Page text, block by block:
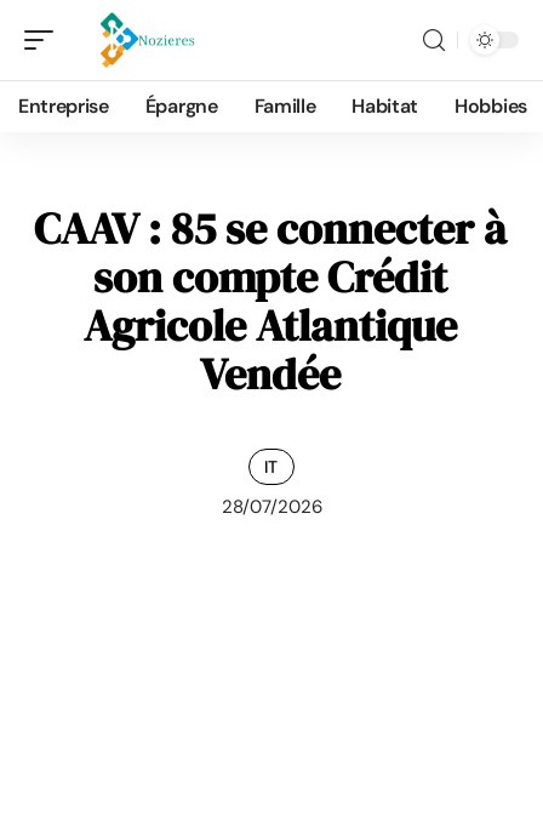
Entreprise Épargne Famille Habitat Hobbies
CAAV : 85 se connecter à
son compte Crédit
Agricole Atlantique
Vendée
IT
28/07/2026